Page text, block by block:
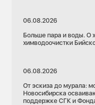
06.08.2026
Больше пара и воды. О
химводоочистки
06.08.2026
От эскиза до мурала:
Новосибирска
поддержке СГК и